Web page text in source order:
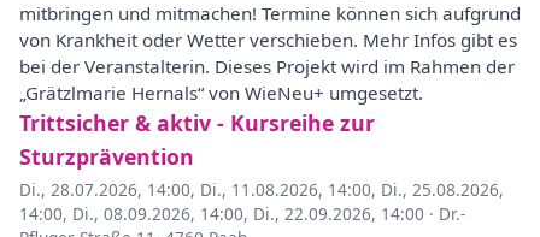
mitbringen und mitmachen! Termine können sich aufgrund
von Krankheit oder Wetter verschieben. Mehr Infos gibt es
bei der Veranstalterin. Dieses Projekt wird im Rahmen der
„Grätzlmarie Hernals“ von WieNeu+ umgesetzt.
Trittsicher & aktiv - Kursreihe zur
Sturzprävention
Di., 28.07.2026, 14:00, Di., 11.08.2026, 14:00, Di., 25.08.2026,
14:00, Di., 08.09.2026, 14:00, Di., 22.09.2026, 14:00 · Dr.-